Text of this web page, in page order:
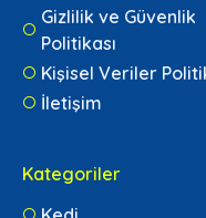
Gizlilik ve Güvenlik
Politikası
Kişisel Veriler
İletişim
Kategoriler